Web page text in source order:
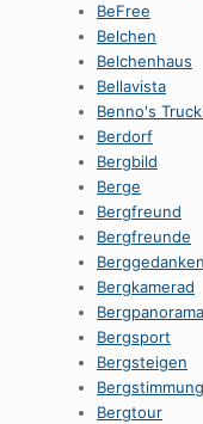
BeFree
Belchen
Belchenhaus
Bellavista
Benno's
Berdorf
Bergbild
Berge
Bergfreund
Bergfreunde
Berggedanken
Bergkamerad
Bergpanorama
Bergsport
Bergsteigen
Bergstimmung
Bergtour